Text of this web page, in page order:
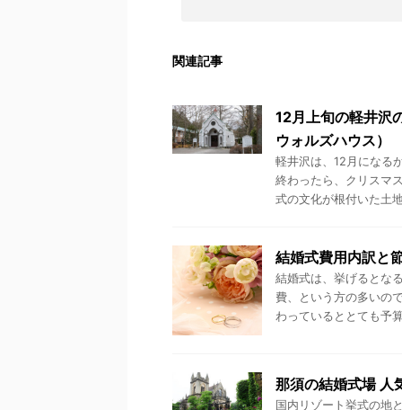
関連記事
12月上旬の軽井沢
ウォルズハウス）
軽井沢は、12月になる
終わったら、クリスマ
式の文化が根付いた土
結婚式費用内訳と
結婚式は、挙げるとな
費、という方の多いの
わっているととても予
那須の結婚式場 人
国内リゾート挙式の地